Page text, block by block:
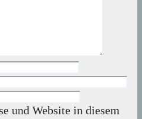
und Website in diesem